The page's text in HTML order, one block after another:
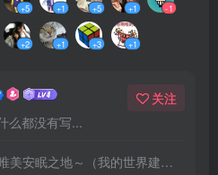
+5 +1 +5 +1 -1
+2 +1 +3 +1
么都没有写...
关注
安眠之地～（我的世界建筑教程）